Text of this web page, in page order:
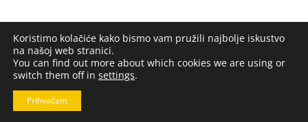
Lungomare d.o.o.2023. Sva prava pridržana |
uvjeti poslovanja
Koristimo kolačiće kako bismo vam pružili najbolje iskustvo
na našoj web stranici.
You can find out more about which cookies we are using or
switch them off in settings.
Prihvaćam